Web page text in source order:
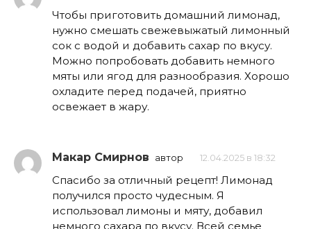
Чтобы приготовить домашний лимонад,
нужно смешать свежевыжатый лимонный
сок с водой и добавить сахар по вкусу.
Можно попробовать добавить немного
мяты или ягод для разнообразия. Хорошо
охладите перед подачей, приятно
освежает в жару.
Макар Смирнов автор 12.04.2025 в 18:32
Спасибо за отличный рецепт! Лимонад
получился просто чудесным. Я
использовал лимоны и мяту, добавил
немного сахара по вкусу. Всей семье